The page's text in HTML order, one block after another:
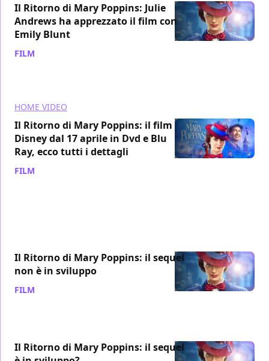
Il Ritorno di Mary Poppins: Julie
Andrews ha apprezzato il film con
Emily Blunt
FILM
HOME VIDEO
Il Ritorno di Mary Poppins: il film
Disney dal 17 aprile in Dvd e Blu
Ray, ecco tutti i dettagli
FILM
Il Ritorno di Mary Poppins: il sequel
non è in sviluppo
FILM
Il Ritorno di Mary Poppins: il sequel